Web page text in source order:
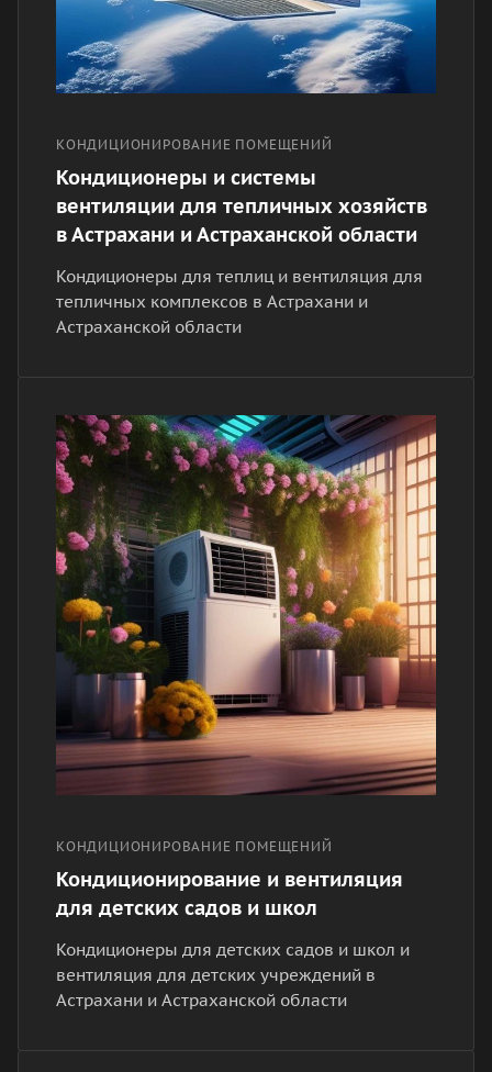
КОНДИЦИОНИРОВАНИЕ ПОМЕЩЕНИЙ
Кондиционеры и системы
вентиляции для тепличных хозяйств
в Астрахани и Астраханской области
Кондиционеры для теплиц и вентиляция для
тепличных комплексов в Астрахани и
Астраханской области
КОНДИЦИОНИРОВАНИЕ ПОМЕЩЕНИЙ
Кондиционирование и вентиляция
для детских садов и школ
Кондиционеры для детских садов и школ и
вентиляция для детских учреждений в
Астрахани и Астраханской области